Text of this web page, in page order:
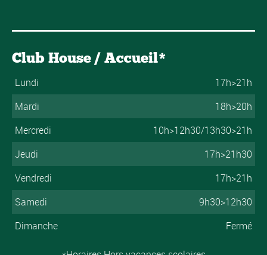
Club House / Accueil*
Lundi
17h>21h
Mardi
18h>20h
Mercredi
10h>12h30/13h30>21h
Jeudi
17h>21h30
Vendredi
17h>21h
Samedi
9h30>12h30
Dimanche
Fermé